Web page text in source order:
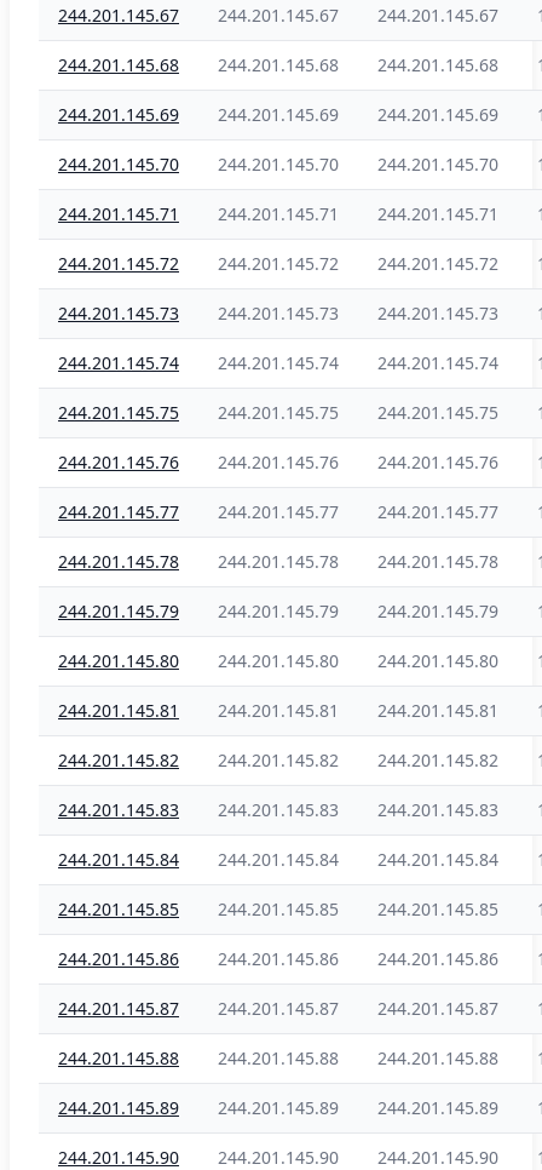
244.201.145.67 244.201.145.67 244.201.145.67
244.201.145.68 244.201.145.68 244.201.145.68
244.201.145.69 244.201.145.69 244.201.145.69
244.201.145.70 244.201.145.70 244.201.145.70
244.201.145.71 244.201.145.71 244.201.145.71
244.201.145.72 244.201.145.72 244.201.145.72
244.201.145.73 244.201.145.73 244.201.145.73
244.201.145.74 244.201.145.74 244.201.145.74
244.201.145.75 244.201.145.75 244.201.145.75
244.201.145.76 244.201.145.76 244.201.145.76
244.201.145.77 244.201.145.77 244.201.145.77
244.201.145.78 244.201.145.78 244.201.145.78
244.201.145.79 244.201.145.79 244.201.145.79
244.201.145.80 244.201.145.80 244.201.145.80
244.201.145.81 244.201.145.81 244.201.145.81
244.201.145.82 244.201.145.82 244.201.145.82
244.201.145.83 244.201.145.83 244.201.145.83
244.201.145.84 244.201.145.84 244.201.145.84
244.201.145.85 244.201.145.85 244.201.145.85
244.201.145.86 244.201.145.86 244.201.145.86
244.201.145.87 244.201.145.87 244.201.145.87
244.201.145.88 244.201.145.88 244.201.145.88
244.201.145.89 244.201.145.89 244.201.145.89
244.201.145.90 244.201.145.90 244.201.145.90